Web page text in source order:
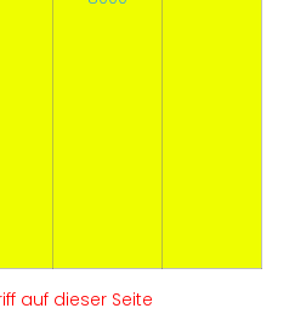
auf dieser Seite